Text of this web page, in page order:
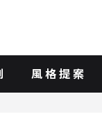
風格提案